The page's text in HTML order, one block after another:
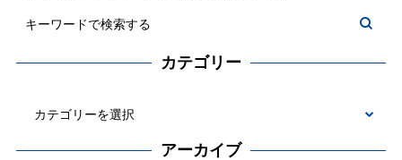
カテゴリー
アーカイブ